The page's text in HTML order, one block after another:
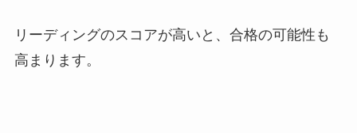
リーディングのスコアが高いと、合格の可能性も
高まります。